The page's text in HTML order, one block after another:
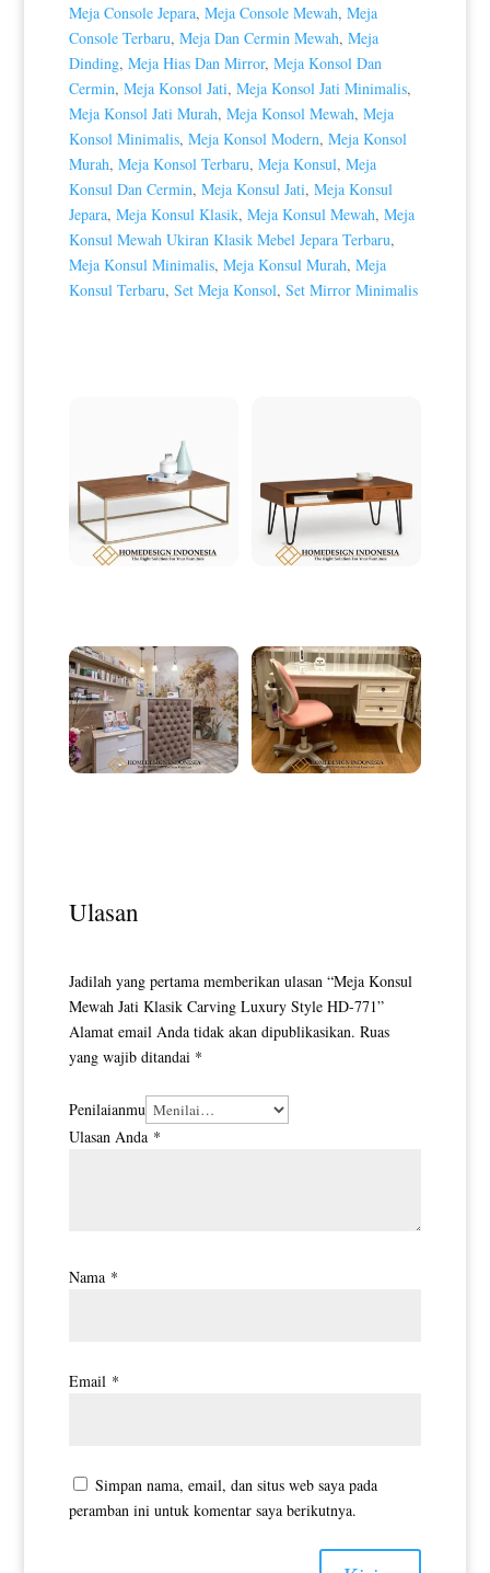
Meja Console Jepara, Meja Console Mewah, Meja
Console Terbaru, Meja Dan Cermin Mewah, Meja
Dinding, Meja Hias Dan Mirror, Meja Konsol Dan
Cermin, Meja Konsol Jati, Meja Konsol Jati Minimalis,
Meja Konsol Jati Murah, Meja Konsol Mewah, Meja
Konsol Minimalis, Meja Konsol Modern, Meja Konsol
Murah, Meja Konsol Terbaru, Meja Konsul, Meja
Konsul Dan Cermin, Meja Konsul Jati, Meja Konsul
Jepara, Meja Konsul Klasik, Meja Konsul Mewah, Meja
Konsul Mewah Ukiran Klasik Mebel Jepara Terbaru,
Meja Konsul Minimalis, Meja Konsul Murah, Meja
Konsul Terbaru, Set Meja Konsol, Set Mirror Minimalis
Ulasan
Jadilah yang pertama memberikan ulasan “Meja Konsul
Mewah Jati Klasik Carving Luxury Style HD-771”
Alamat email Anda tidak akan dipublikasikan. Ruas
yang wajib ditandai *
Penilaianmu
Ulasan Anda *
Nama *
Email *
Simpan nama, email, dan situs web saya pada
peramban ini untuk komentar saya berikutnya.